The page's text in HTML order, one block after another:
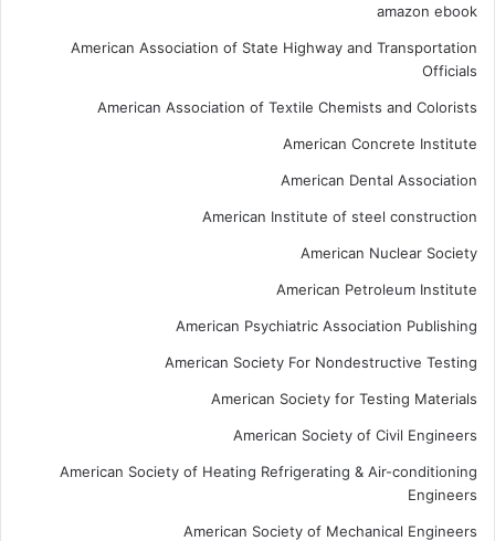
amazon ebook
American Association of State Highway and Transportation
Officials
American Association of Textile Chemists and Colorists
American Concrete Institute
American Dental Association
American Institute of steel construction
American Nuclear Society
American Petroleum Institute
American Psychiatric Association Publishing
American Society For Nondestructive Testing
American Society for Testing Materials
American Society of Civil Engineers
American Society of Heating Refrigerating & Air-conditioning
Engineers
American Society of Mechanical Engineers